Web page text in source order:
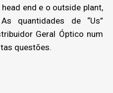
end e o outside plant,
quantidades de “Us”
Geral Óptico num
questões.